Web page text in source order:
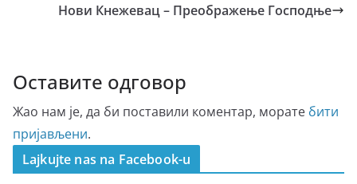
Нови Кнежевац – Преображење Господње
Оставите одговор
Жао нам је, да би поставили коментар, морате бити
пријављени.
Lajkujte nas na Facebook-u